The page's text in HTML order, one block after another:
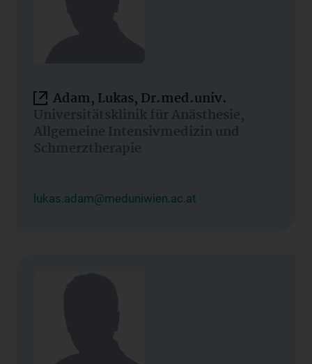
Adam, Lukas, Dr.med.univ.
Universitätsklinik für Anästhesie,
Allgemeine Intensivmedizin und
Schmerztherapie
lukas.adam@meduniwien.ac.at